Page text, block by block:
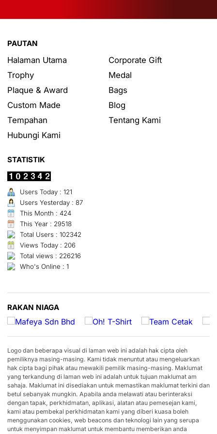
PAUTAN
Halaman Utama
Corporate Gift
Trophy
Medal
Plaque & Award
Bags
Custom Made
Blog
Tempahan
Tentang Kami
Hubungi Kami
STATISTIK
Users Today : 121
Users Yesterday : 87
This Month : 424
This Year : 29518
Total Users : 102342
Views Today : 206
Total views : 226216
Who's Online : 1
RAKAN NIAGA
Logo dan beberapa visual di laman web ini adalah hak cipta oleh
pemiliknya masing-masing. Kami tidak menuntut atau mengeluarkan
hak cipta bagi pihak atau mewakili pemilik masing-masing. Maklumat
yang terkandung di laman web ini adalah untuk tujuan maklumat am
sahaja. Maklumat ini disediakan untuk memastikan maklumat terkini dan
betul sebanyak mungkin. Apabila anda melawati atau berinteraksi
dengan tapak, perkhidmatan, aplikasi, alatan atau pemesejan kami,
kami atau pembekal perkhidmatan kami yang diberi kuasa boleh
menggunakan cookies, web beacons dan teknologi lain yang serupa
untuk menyimpan maklumat untuk membantu memberikan anda